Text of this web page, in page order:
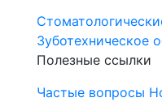
Зуботехническое
Полезные ссылки
Частые вопросы